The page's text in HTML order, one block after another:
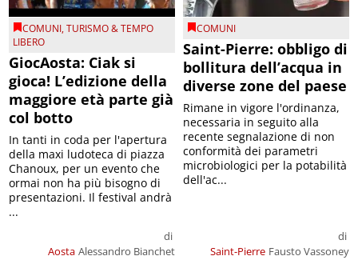
COMUNI,TURISMO & TEMPO
LIBERO
GiocAosta: Ciak si
gioca! L’edizione della
maggiore età parte già
col botto
Aosta
di
Alessandro Bianchet
In tanti in coda per l'apertura
della maxi ludoteca di piazza
Chanoux, per un evento che
ormai non ha più bisogno di
presentazioni. Il festival andrà
...
COMUNI
Saint-Pierre: obbligo di
bollitura dell’acqua in
diverse zone del paese
Saint-Pierre
di
Fausto Vassoney
Rimane in vigore l'ordinanza,
necessaria in seguito alla
recente segnalazione di non
conformità dei parametri
microbiologici per la potabilità
dell'ac...